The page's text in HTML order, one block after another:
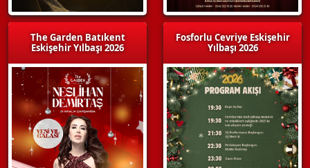
The Garden Batıkent
Eskişehir Yılbaşı 2026
Fosforlu Cevriye Eskişehir
Yılbaşı 2026